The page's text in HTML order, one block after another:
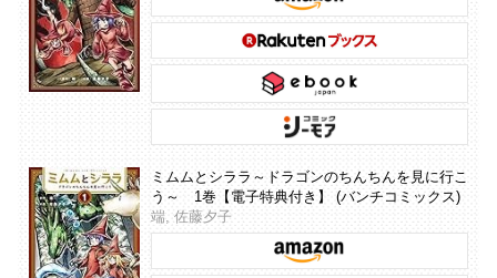
ミムムとシララ～ドラゴンのちんちんを見に行こ
う～ 1巻【電子特典付き】 (バンチコミックス)
端, 佐藤夕子